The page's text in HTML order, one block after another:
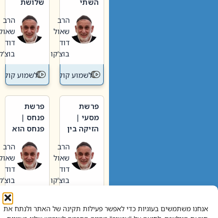
אנחנו משתמשים בעוגיות כדי לאפשר פעילות תקינה של האתר ולנתח את
וערב של
חיינו
הרב
שאול
דוד
בוצ'קו
לשמוע קול תורה – מדרש
האבות
הרב
שאול
דוד
בוצ'קו
לשמוע קול
פרשת
מסעי |
הזיקה בין
הגדול לעם הרב
שאול
דוד
בוצ'קו
לשמוע קול תורה – מדרש
פרשת
פנחס |
פנחס הוא
אליהו: בין
קנאות
הורסת
לקנאות
בונה
הרב
שאול
דוד
בוצ'קו
לשמוע קול